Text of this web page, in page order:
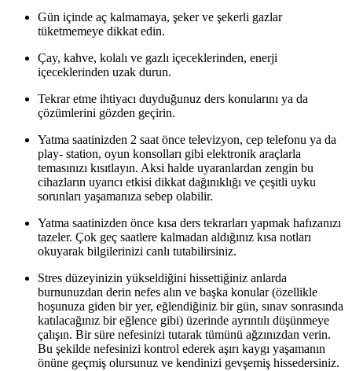
Gün içinde aç kalmamaya, şeker ve şekerli gazlar
tüketmemeye dikkat edin.
Çay, kahve, kolalı ve gazlı içeceklerinden, enerji
içeceklerinden uzak durun.
Tekrar etme ihtiyacı duyduğunuz ders konularını ya da
çözümlerini gözden geçirin.
Yatma saatinizden 2 saat önce televizyon, cep telefonu ya da
play- station, oyun konsolları gibi elektronik araçlarla
temasınızı kısıtlayın. Aksi halde uyaranlardan zengin bu
cihazların uyarıcı etkisi dikkat dağınıklığı ve çeşitli uyku
sorunları yaşamanıza sebep olabilir.
Yatma saatinizden önce kısa ders tekrarları yapmak hafızanızı
tazeler. Çok geç saatlere kalmadan aldığınız kısa notları
okuyarak bilgilerinizi canlı tutabilirsiniz.
Stres düzeyinizin yükseldiğini hissettiğiniz anlarda
burnunuzdan derin nefes alın ve başka konular (özellikle
hoşunuza giden bir yer, eğlendiğiniz bir gün, sınav sonrasında
katılacağınız bir eğlence gibi) üzerinde ayrıntılı düşünmeye
çalışın. Bir süre nefesinizi tutarak tümünü ağzınızdan verin.
Bu şekilde nefesinizi kontrol ederek aşırı kaygı yaşamanın
önüne geçmiş olursunuz ve kendinizi gevşemiş hissedersiniz.